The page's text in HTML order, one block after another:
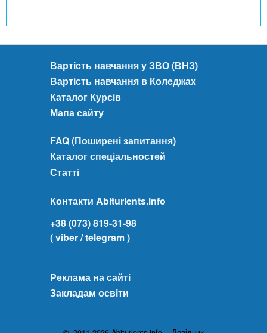
Вартість навчання у ЗВО (ВНЗ)
Вартість навчання в Коледжах
Каталог Курсів
Мапа сайту
FAQ (Поширені запитання)
Каталог спеціальностей
Статті
Контакти Abiturients.info
+38 (073) 819-31-98
( viber/ telegram )
Реклама на сайті
Закладам освіти